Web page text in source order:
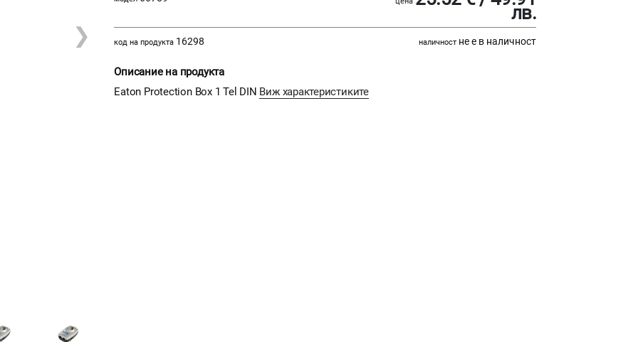
❯
лв.
код на продукта 16298 наличност не е в наличност
Описание на продукта
Eaton Protection Box 1 Tel DIN Виж характеристиките